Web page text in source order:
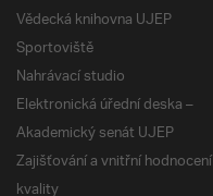
Vědecká knihovna UJEP
Sportoviště
Nahrávací studio
Elektronická úřední deska –
Akademický senát UJEP
Zajišťování a vnitřní hodnocení